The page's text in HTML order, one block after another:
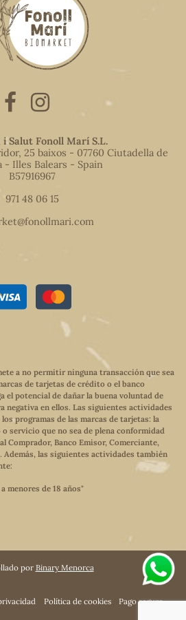
Salut Fonoll Marí S.L.
25 baixos - 07760 Ciutadella de
- Illes Balears - Spain
B57916967
971 48 06 15
a no permitir ninguna transacción que sea
de tarjetas de crédito o el banco
el potencial de dañar la buena voluntad de
negativa en ellos. Las siguientes actividades
programas de las marcas de tarjetas: la
servicio que no sea de plena conformidad
Comprador, Banco Emisor, Comerciante,
las siguientes actividades también
menores de 18 años"
por Binary Menorca
Política de cookies Pago seguro